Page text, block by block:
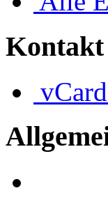
Kontakt
vCard